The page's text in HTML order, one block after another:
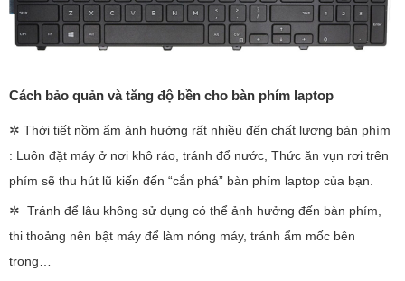
Cách bảo quản và tăng độ bền cho bàn phím laptop
✲ Thời tiết nồm ẩm ảnh hưởng rất nhiều đến chất lượng bàn phím
: Luôn đặt máy ở nơi khô ráo, tránh đổ nước, Thức ăn vụn rơi trên
phím sẽ thu hút lũ kiến đến “cắn phá” bàn phím laptop của bạn.
✲ Tránh để lâu không sử dụng có thể ảnh hưởng đến bàn phím,
thi thoảng nên bật máy để làm nóng máy, tránh ẩm mốc bên
trong…